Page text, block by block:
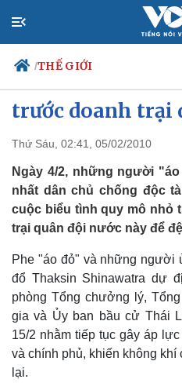
/THẾ GIỚI
Chính trị
Đảng
Tổ chức nhân sự
Quốc hội
Nhận diện sự thật
trước doanh trại
Thứ Sáu, 02:41, 05/02/2010
Ngày 4/2, những người
nhất dân chủ chống độc
cuộc biểu tình quy mô nhỏ
trại quân đội nước này để
Phe "áo đỏ" và những người
đổ Thaksin Shinawatra dự
phòng Tổng chưởng lý,
gia và Ủy ban bầu cử Thái
15/2 nhằm tiếp tục gây áp
và chính phủ, khiến không
lại.